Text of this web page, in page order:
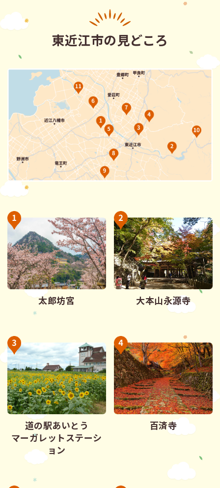
東近江市の見どころ
太郎坊宮 大本山永源寺
道の駅あいとう
マーガレットステーシ
ョン
百済寺